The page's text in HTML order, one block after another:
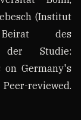
(Institut
des
der Studie:
on Germany's
reviewed.